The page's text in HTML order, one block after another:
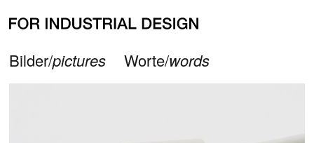
Bilder/pictures Worte/words
alle Bilder zu Weiß all pictures forwhite